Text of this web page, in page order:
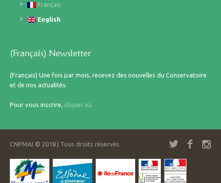
Français
English
(Français) Newsletter
(Français) Une fois par mois, recevez des nouvelles du Conservatoire
et de nos actualités.
Pour vous inscrire, cliquer ici
CNPMAI © 2018 | Tous droits réservés